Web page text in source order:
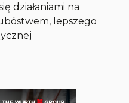
działaniami na
lepszego